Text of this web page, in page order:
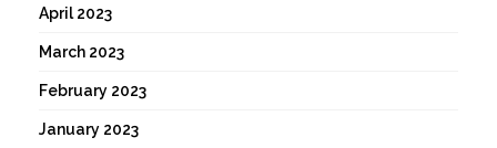
April 2023
March 2023
February 2023
January 2023